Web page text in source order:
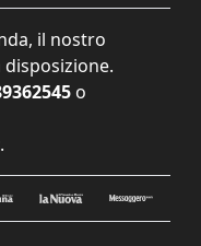
il nostro
o
.